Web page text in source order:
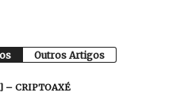
Outros Artigos
– CRIPTOAXÉ